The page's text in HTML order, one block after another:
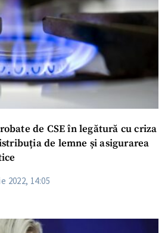
de CSE în legătură cu criza
de lemne și asigurarea
2022, 14:05